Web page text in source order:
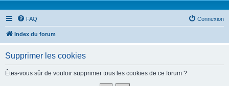
FAQ Connexion
Index du forum
Supprimer les cookies
Êtes-vous sûr de vouloir supprimer tous les cookies de ce forum ?